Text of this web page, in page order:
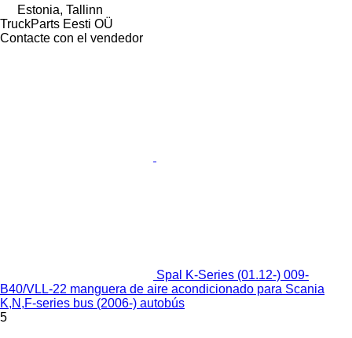
Estonia, Tallinn
TruckParts Eesti OÜ
Contacte con el vendedor
Spal K-Series (01.12-) 009-
B40/VLL-22 manguera de aire acondicionado para Scania
K,N,F-series bus (2006-) autobús
5